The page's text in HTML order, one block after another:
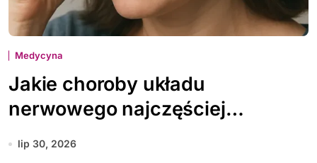
Medycyna
Jakie choroby układu
nerwowego najczęściej
diagnozuje się w Polsce
lip 30, 2026